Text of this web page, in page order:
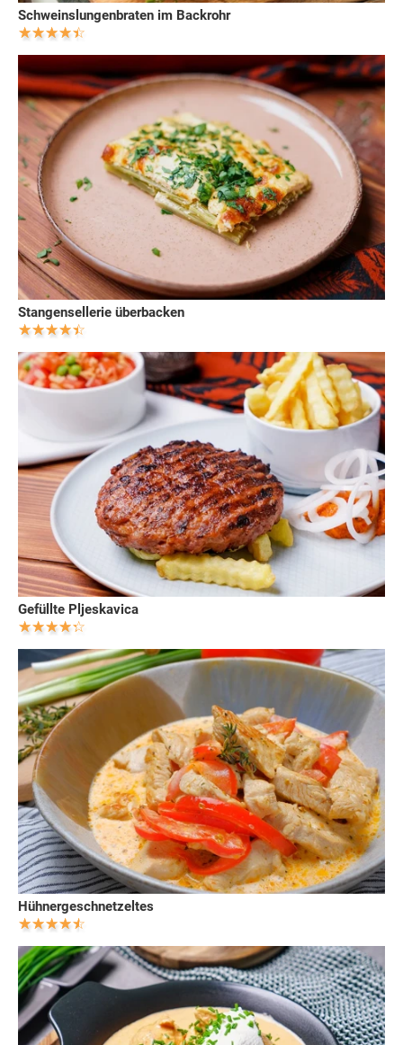
Schweinslungenbraten im Backrohr
Stangensellerie überbacken
Gefüllte Pljeskavica
Hühnergeschnetzeltes